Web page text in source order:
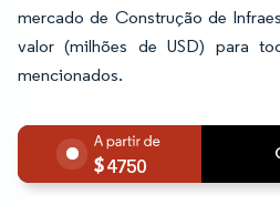
mercado de Construção de
valor (milhões de USD) para
mencionados.
4750